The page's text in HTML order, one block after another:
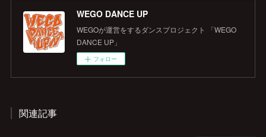
WEGO DANCE UP
WEGOが運営をするダンスプロジェクト 「WEGO
DANCE UP」
フォロー
関連記事